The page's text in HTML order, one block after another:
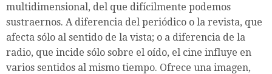
multidimensional, del que difícilmente podemos
sustraernos. A diferencia del periódico o la revista, que
afecta sólo al sentido de la vista; o a diferencia de la
radio, que incide sólo sobre el oído, el cine influye en
varios sentidos al mismo tiempo. Ofrece una imagen,